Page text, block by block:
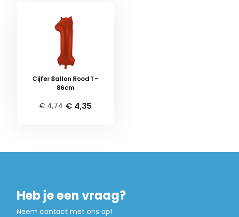
Cijfer Ballon Rood 1 -
86cm
€ 4,74 € 4,35
Heb je een vraag?
Neem contact met ons op!